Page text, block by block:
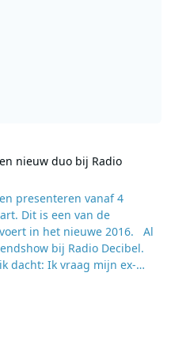
nieuw duo bij Radio
presenteren vanaf 4
Dit is een van de
in het nieuwe 2016. Al
bij Radio Decibel.
dacht: Ik vraag mijn ex-
natuurlijk best bizar
stap.” Malou